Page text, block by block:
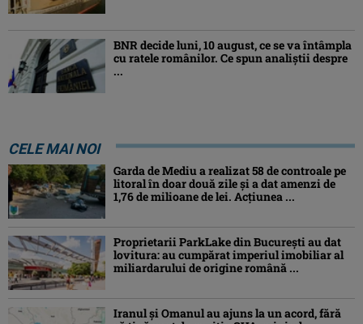
BNR decide luni, 10 august, ce se va întâmpla
cu ratele românilor. Ce spun analiștii despre
...
CELE MAI NOI
Garda de Mediu a realizat 58 de controale pe
litoral în doar două zile și a dat amenzi de
1,76 de milioane de lei. Acțiunea ...
Proprietarii ParkLake din București au dat
lovitura: au cumpărat imperiul imobiliar al
miliardarului de origine română ...
Iranul și Omanul au ajuns la un acord, fără